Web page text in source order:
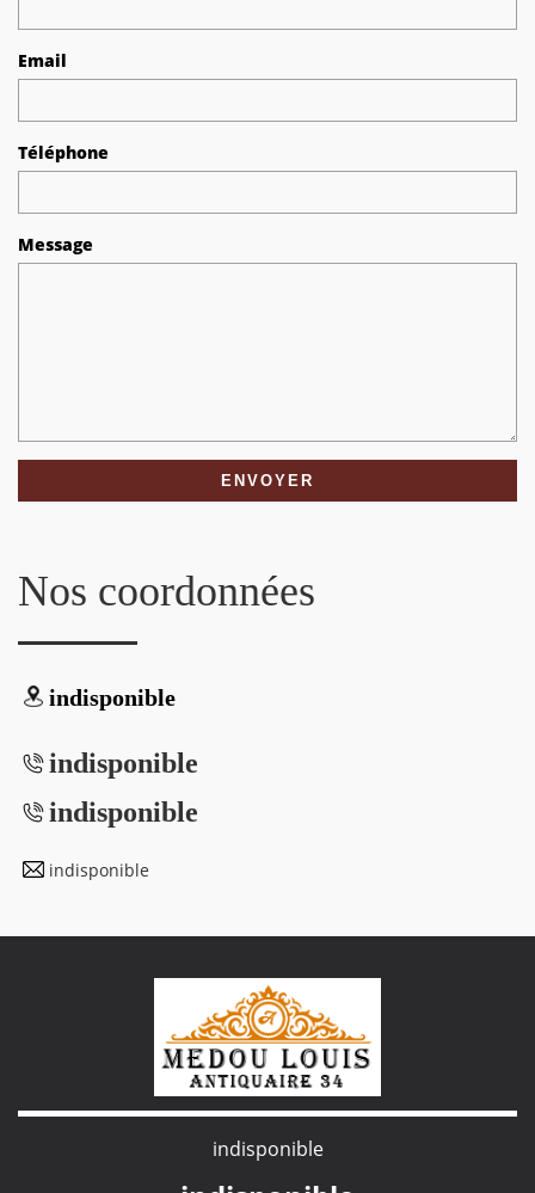
Email
Téléphone
Message
Nos coordonnées
indisponible
indisponible
indisponible
indisponible
indisponible